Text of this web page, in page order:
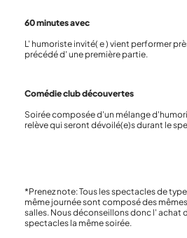
60 minutes avec
L' humoriste invité( e ) vient performer
précédé d' une première partie.
Comédie club découvertes
Soirée composée d'un mélange
relève qui seront dévoilé(e)s durant le
*Prenez note: Tous les spectacles de
même journée sont composé des
salles. Nous déconseillons donc l' achat
spectacles la même soirée.